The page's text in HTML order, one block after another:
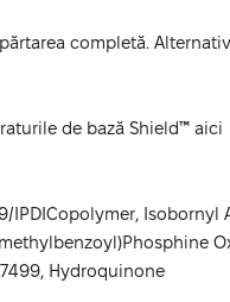
completă.
de bază Shield™ aici
IPDICopolymer,
Hydroquinone